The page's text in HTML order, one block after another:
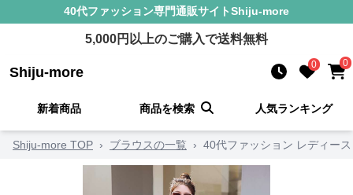
40代ファッション専門通販サイトShiju-more
5,000円以上のご購入で送料無料
Shiju-more 0 0
新着商品 商品を検索 人気ランキング
Shiju-more TOP › ブラウスの一覧 › 40代ファッション レディー